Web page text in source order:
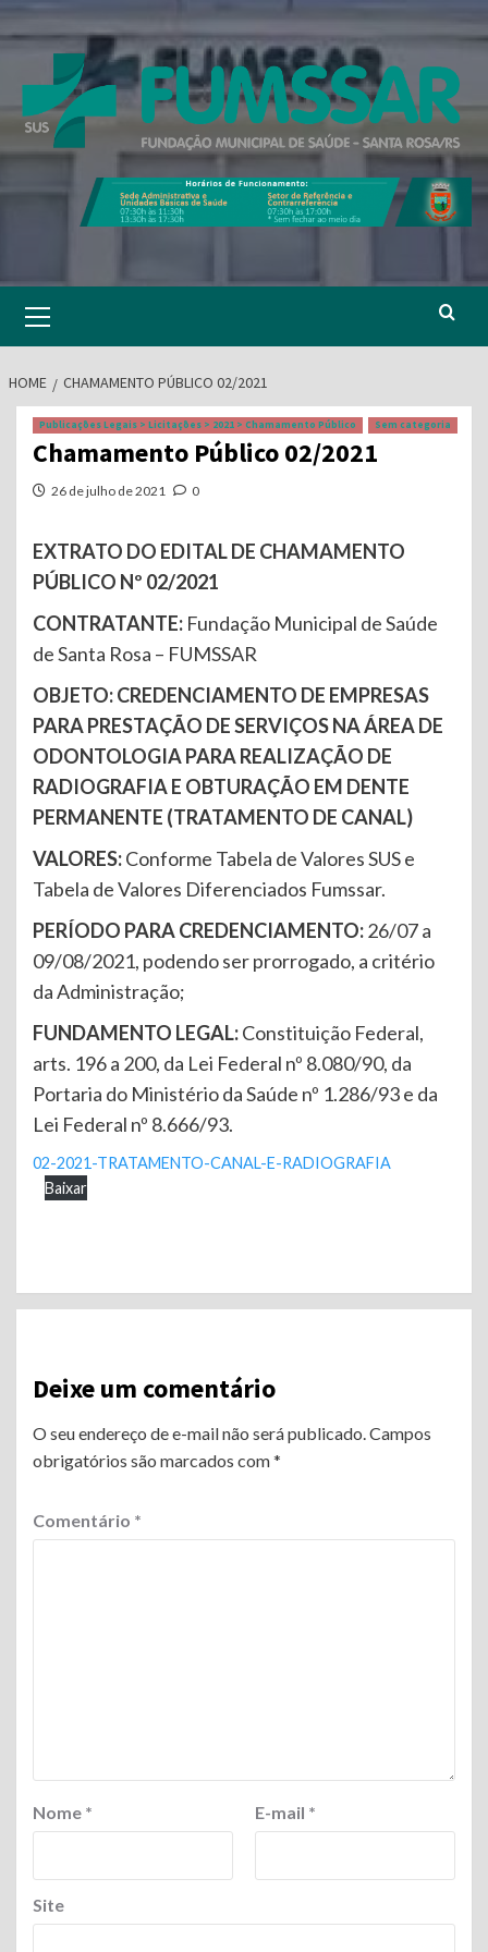
to
Menu
HOME CHAMAMENTO PÚBLICO 02/2021
Publicações Legais > Licitações > 2021 > Chamamento Público Sem categoria
Chamamento Público 02/2021
26 de julho de 2021 0
EXTRATO DO EDITAL DE CHAMAMENTO
PÚBLICO Nº 02/2021
CONTRATANTE: Fundação Municipal de Saúde
de Santa Rosa – FUMSSAR
OBJETO:CREDENCIAMENTO DE EMPRESAS
PARA PRESTAÇÃO DE SERVIÇOS NA ÁREA DE
ODONTOLOGIA PARA REALIZAÇÃO DE
RADIOGRAFIA E OBTURAÇÃO EM DENTE
PERMANENTE (TRATAMENTO DE CANAL)
VALORES:Conforme Tabela de Valores SUS e
Tabela de Valores Diferenciados Fumssar.
PERÍODO PARA CREDENCIAMENTO:26/07 a
09/08/2021, podendo ser prorrogado, a critério
da Administração;
FUNDAMENTO LEGAL:Constituição Federal,
arts. 196 a 200, da Lei Federal nº 8.080/90, da
Portaria do Ministério da Saúde nº 1.286/93 e da
Lei Federal nº 8.666/93.
02-2021-TRATAMENTO-CANAL-E-RADIOGRAFIA
Baixar
Continue
Reading
Deixe um comentário
O seu endereço de e-mail não será publicado. Campos
obrigatórios são marcados com*
Comentário *
Nome * E-mail *
Site